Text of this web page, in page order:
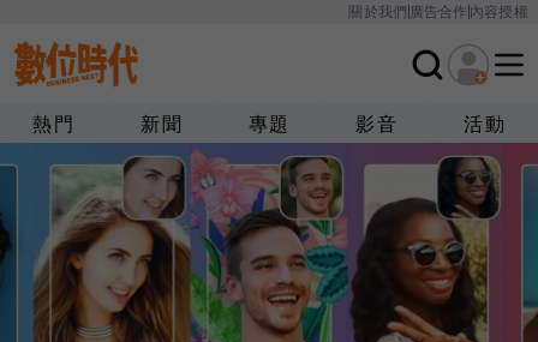
關於我們廣告合作內容授權
熱門 新聞 專題 影音 活動